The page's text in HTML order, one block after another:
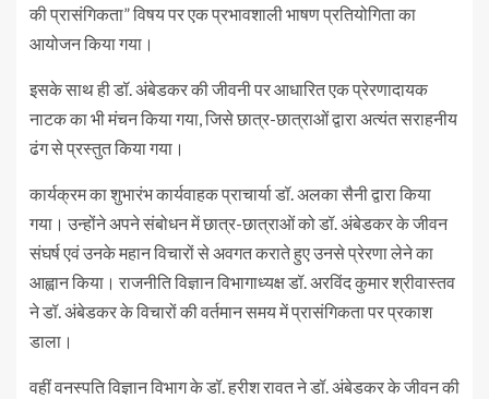
की प्रासंगिकता” विषय पर एक प्रभावशाली भाषण प्रतियोगिता का
आयोजन किया गया।
इसके साथ ही डॉ. अंबेडकर की जीवनी पर आधारित एक प्रेरणादायक
नाटक का भी मंचन किया गया, जिसे छात्र-छात्राओं द्वारा अत्यंत सराहनीय
ढंग से प्रस्तुत किया गया।
कार्यक्रम का शुभारंभ कार्यवाहक प्राचार्या डॉ. अलका सैनी द्वारा किया
गया। उन्होंने अपने संबोधन में छात्र-छात्राओं को डॉ. अंबेडकर के जीवन
संघर्ष एवं उनके महान विचारों से अवगत कराते हुए उनसे प्रेरणा लेने का
आह्वान किया। राजनीति विज्ञान विभागाध्यक्ष डॉ. अरविंद कुमार श्रीवास्तव
ने डॉ. अंबेडकर के विचारों की वर्तमान समय में प्रासंगिकता पर प्रकाश
डाला।
वहीं वनस्पति विज्ञान विभाग के डॉ. हरीश रावत ने डॉ. अंबेडकर के जीवन की